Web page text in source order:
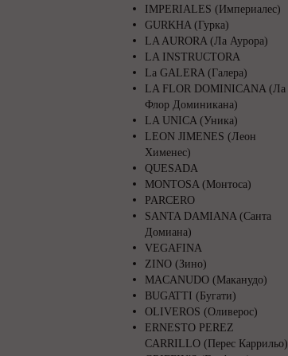
IMPERIALES (Империалес)
GURKHA (Гурка)
LA AURORA (Ла Аурора)
LA INSTRUCTORA
La GALERA (Галера)
LA FLOR DOMINICANA (Ла
Флор Доминикана)
LA UNICA (Уника)
LEON JIMENES (Леон
Хименес)
QUESADA
MONTOSA (Монтоса)
PARCERO
SANTA DAMIANA (Санта
Домиана)
VEGAFINA
ZINO (Зино)
MACANUDO (Маканудо)
BUGATTI (Бугати)
OLIVEROS (Оливерос)
ERNESTO PEREZ
CARRILLO (Перес Каррильо)